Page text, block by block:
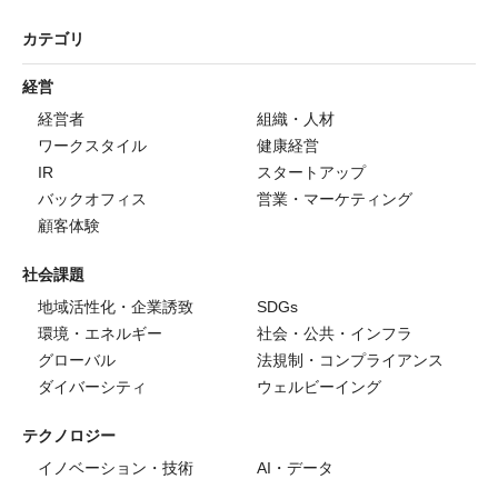
カテゴリ
経営
経営者
組織・人材
ワークスタイル
健康経営
IR
スタートアップ
バックオフィス
営業・マーケティング
顧客体験
社会課題
地域活性化・企業誘致
SDGs
環境・エネルギー
社会・公共・インフラ
グローバル
法規制・コンプライアンス
ダイバーシティ
ウェルビーイング
テクノロジー
イノベーション・技術
AI・データ